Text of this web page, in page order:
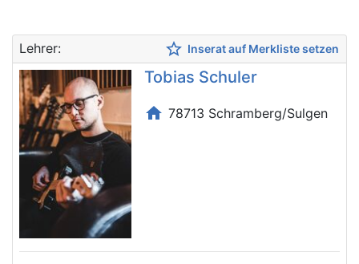
Lehrer: star_border Inserat auf Merkliste setzen
Tobias Schuler
home 78713 Schramberg/Sulgen